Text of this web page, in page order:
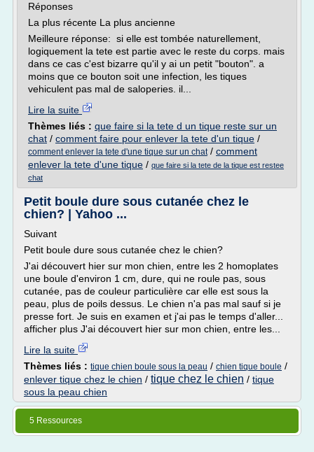
Réponses
La plus récente La plus ancienne
Meilleure réponse: si elle est tombée naturellement,
logiquement la tete est partie avec le reste du corps. mais
dans ce cas c'est bizarre qu'il y ai un petit "bouton". a
moins que ce bouton soit une infection, les tiques
vehiculent pas mal de saloperies. il...
Lire la suite
Thèmes liés : que faire si la tete d un tique reste sur un
chat / comment faire pour enlever la tete d'un tique /
comment enlever la tete d'une tique sur un chat/ comment
enlever la tete d'une tique / que faire si la tete de la tique est restee
chat
Petit boule dure sous cutanée chez le
chien? | Yahoo ...
Suivant
Petit boule dure sous cutanée chez le chien?
J'ai découvert hier sur mon chien, entre les 2 homoplates
une boule d'environ 1 cm, dure, qui ne roule pas, sous
cutanée, pas de couleur particulière car elle est sous la
peau, plus de poils dessus. Le chien n'a pas mal sauf si je
presse fort. Je suis en examen et j'ai pas le temps d'aller...
afficher plus J'ai découvert hier sur mon chien, entre les...
Lire la suite
Thèmes liés : tique chien boule sous la peau / chien tique boule /
enlever tique chez le chien / tique chez le chien / tique
sous la peau chien
5 Ressources